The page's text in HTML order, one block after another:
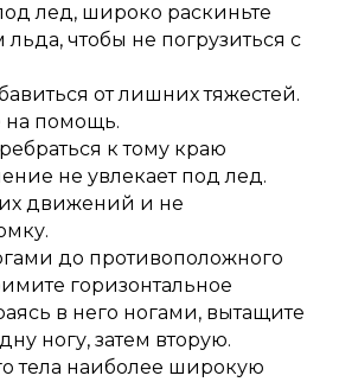
лед, широко раскиньте
чтобы не погрузиться с
от лишних тяжестей.
на помощь.
к тому краю
не увлекает под лед.
движений и не
до противоположного
горизонтальное
в него ногами, вытащите
ногу, затем вторую.
тела наиболее широкую